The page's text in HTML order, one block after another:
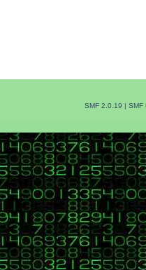
SMF 2.0.19 | SMF